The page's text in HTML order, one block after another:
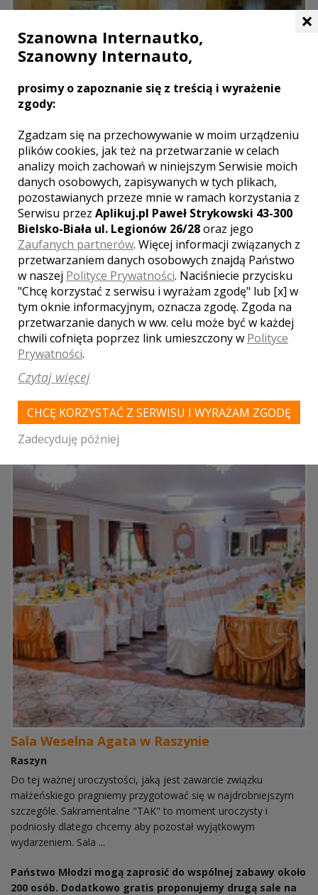
Hotel E-Wita
Raszyn
Szczególny hotel pod Warszawą E-Wita zaprasza do siebie!
Miejsce, atmosferę i wspaniałą obsługę oraz smaczne jedzenie
będziecie jeszcze długo wspominać po wyjeździe. E-wiat oferuje
również klimatyzowana, nowoczesna sale bankietową ...
miejsca noclegowe
parking
kuchnia
klimatyzacja
Sala Weselna Agata w Raszynie
Raszyn
Do tej ważnej uroczystości, jaką jest zawarcie związku
małżeńskiego pragniemy przygotować się w najdrobniejszym
szczególe. Sakramentalne "TAK" to moment uroczysty i
podniosły dlatego chcemy aby pozostał wyjątkowym
wydarzeniem. Sala ...
Państwo Młodzi mogą zaprosić do wspólnej zabawy około
200 osób. Dodatkowo gratis proponujemy drugą sale na
×
Szanowna Internautko,
Szanowny Internauto,
prosimy o zapoznanie się z treścią i wyrażenie
zgody:
Zgadzam się na przechowywanie w moim urządzeniu
plików cookies, jak też na przetwarzanie w celach
analizy moich zachowań w niniejszym Serwisie moich
danych osobowych, zapisywanych w tych plikach,
pozostawianych przeze mnie w ramach korzystania z
Serwisu przez Aplikuj.pl Paweł Strykowski 43-300
Bielsko-Biała ul. Legionów 26/28oraz jego
Zaufanych partnerów. Więcej informacji związanych z
przetwarzaniem danych osobowych znajdą Państwo
w naszej Polityce Prywatności. Naciśniecie przycisku
"Chcę korzystać z serwisu i wyrażam zgodę" lub [x] w
tym oknie informacyjnym, oznacza zgodę. Zgoda na
przetwarzanie danych w ww. celu może być w każdej
chwili cofnięta poprzez link umieszczony w Polityce
Prywatności.
Czytaj więcej
CHCĘ KORZYSTAĆ Z SERWISU I WYRAŻAM ZGODĘ
Zadecyduję później